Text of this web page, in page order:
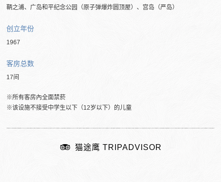
鞆之浦、广岛和平纪念公园（原子弹爆炸圆顶屋）、宫岛（严岛）
创立年份
1967
客房总数
17间
※所有客房內全面禁菸
※该设施不接受中学生以下（12岁以下）的儿童
猫途鹰 TRIPADVISOR